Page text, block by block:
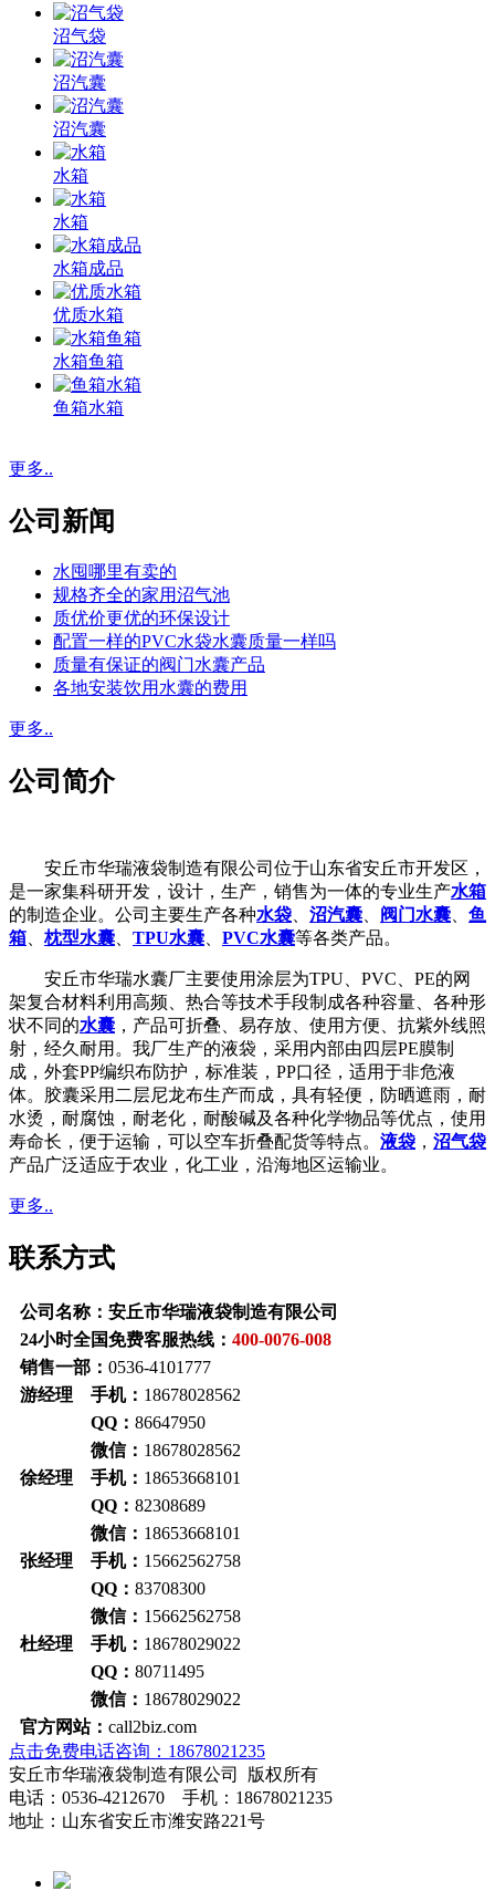
沼气袋
沼汽囊
沼汽囊
水箱
水箱
水箱成品
优质水箱
水箱鱼箱
鱼箱水箱
更多..
公司新闻
水囤哪里有卖的
规格齐全的家用沼气池
质优价更优的环保设计
配置一样的PVC水袋水囊质量一样吗
质量有保证的阀门水囊产品
各地安装饮用水囊的费用
更多..
公司简介
安丘市华瑞液袋制造有限公司位于山东省安丘市开发区，
是一家集科研开发，设计，生产，销售为一体的专业生产水箱
的制造企业。公司主要生产各种水袋、 沼汽囊、 阀门水囊、 鱼
箱、 枕型水囊、 TPU水囊、 PVC水囊等各类产品。
安丘市华瑞水囊厂主要使用涂层为TPU、PVC、PE的网
架复合材料利用高频、热合等技术手段制成各种容量、各种形
状不同的水囊 ，产品可折叠、易存放、使用方便、抗紫外线照
射，经久耐用。我厂生产的液袋，采用内部由四层PE膜制
成，外套PP编织布防护，标准装，PP口径，适用于非危液
体。胶囊采用二层尼龙布生产而成，具有轻便，防晒遮雨，耐
水烫，耐腐蚀，耐老化，耐酸碱及各种化学物品等优点，使用
寿命长，便于运输，可以空车折叠配货等特点。 液袋 ， 沼气袋
产品广泛适应于农业，化工业，沿海地区运输业。
更多..
联系方式
公司名称：安丘市华瑞液袋制造有限公司
24小时全国免费客服热线： 400-0076-008
销售一部： 0536-4101777
游经理 手机： 18678028562
QQ： 86647950
微信： 18678028562
徐经理 手机： 18653668101
QQ： 82308689
微信： 18653668101
张经理 手机： 15662562758
QQ： 83708300
微信： 15662562758
杜经理 手机： 18678029022
QQ： 80711495
微信： 18678029022
官方网站： call2biz.com
点击免费电话咨询：18678021235
安丘市华瑞液袋制造有限公司 版权所有
电话：0536-4212670 手机：18678021235
地址：山东省安丘市潍安路221号